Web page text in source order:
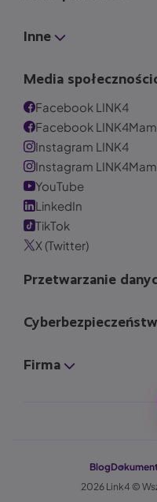
Inne
Media
Facebook LINK4
Facebook
Instagram LINK4
Instagram
YouTube
LinkedIn
TikTok
X (Twitter)
Przetwarzanie
Firma
2026 Link4 ©
Blog